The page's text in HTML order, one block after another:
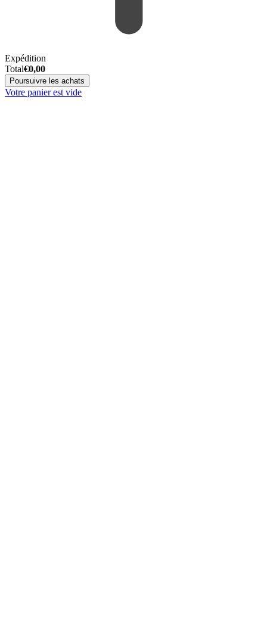
Expédition
Total€0,00
Poursuivre les achats
Votre panier est vide